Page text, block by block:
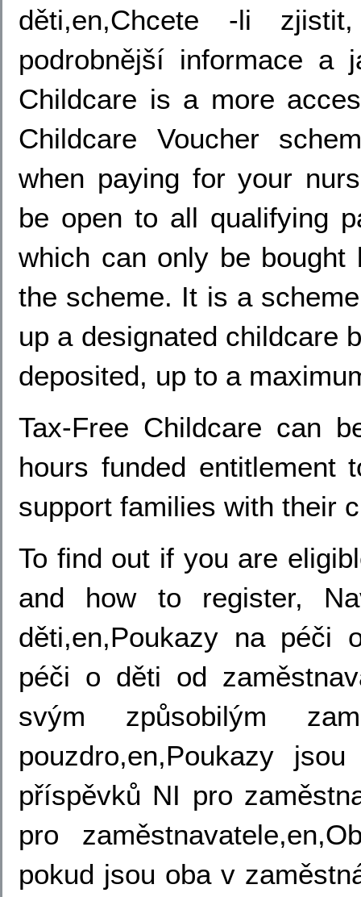
děti,en,Chcete -li
podrobnější informace a
Childcare is a more
Childcare Voucher
when paying for your
be open to all qualifying
which can only be bought
the scheme. It is a
up a designated childcare
deposited, up to a
Tax-Free Childcare can
hours funded entitlement
support families with their
To find out if you are
and how to register,
děti,en,Poukazy na péči
péči o děti od
svým způsobilým
pouzdro,en,Poukazy
příspěvků NI pro
pro
pokud jsou oba v